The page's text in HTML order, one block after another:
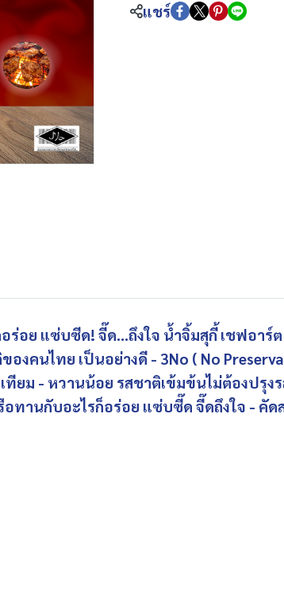
แชร์
อย แซ่บซีด! จี๊ด...ถึงใจ น้ำจิ้มสุกี้ เชฟอา
องคนไทย เป็นอย่างดี - 3No ( No
ยม - หวานน้อย รสชาติเข้มข้นไม่ต้องปรุง
ทานกับอะไรก็อร่อย แซ่บซี๊ด จี๊ดถึงใจ - คั